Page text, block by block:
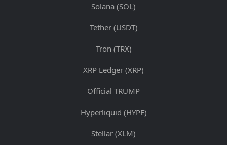
Solana (SOL)
Tether (USDT)
Tron (TRX)
XRP Ledger (XRP)
Official TRUMP
Hyperliquid (HYPE)
Stellar (XLM)